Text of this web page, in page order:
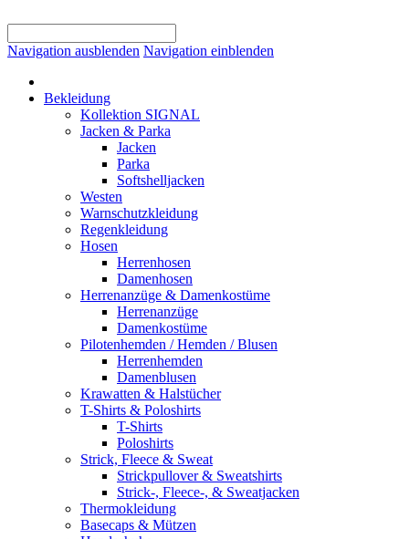
Navigation ausblenden Navigation einblenden
Bekleidung
Kollektion SIGNAL
Jacken & Parka
Jacken
Parka
Softshelljacken
Westen
Warnschutzkleidung
Regenkleidung
Hosen
Herrenhosen
Damenhosen
Herrenanzüge & Damenkostüme
Herrenanzüge
Damenkostüme
Pilotenhemden / Hemden / Blusen
Herrenhemden
Damenblusen
Krawatten & Halstücher
T-Shirts & Poloshirts
T-Shirts
Poloshirts
Strick, Fleece & Sweat
Strickpullover & Sweatshirts
Strick-, Fleece-, & Sweatjacken
Thermokleidung
Basecaps & Mützen